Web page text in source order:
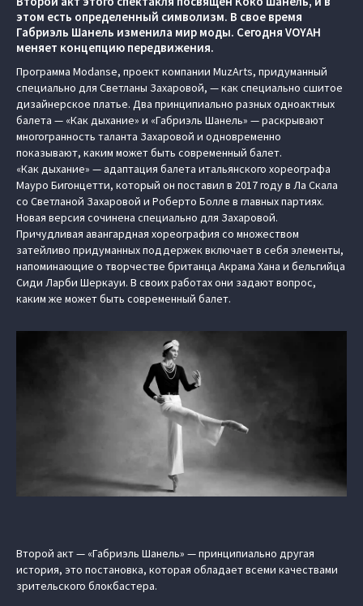
этом есть определенный символизм. В свое время
Габриэль Шанель изменила мир моды. Сегодня VOYAH
меняет концепцию передвижения.
Программа Modanse, проект компании MuzArts, придуманный
специально для Светланы Захаровой, — как специально сшитое
дизайнерское платье. Два принципиально разных одноактных
балета — «Как дыхание» и «Габриэль Шанель» — раскрывают
многогранность таланта Захаровой и одновременно
показывают, каким может быть современный балет.
«Как дыхание» — адаптация балета итальянского хореографа
Мауро Бигонцетти, который он поставил в 2017 году в Ла Скала
со Светланой Захаровой и Роберто Болле в главных партиях.
Новая версия сочинена специально для Захаровой.
Причудливая авангардная хореография со множеством
затейливо придуманных поддержек включает в себя элементы,
напоминающие о творчестве британца Акрама Хана и бельгийца
Сиди Ларби Шеркауи. В своих работах они задают вопрос,
каким же может быть современный балет.
Второй акт — «Габриэль Шанель» — принципиально другая
история, это постановка, которая обладает всеми качествами
зрительского блокбастера.